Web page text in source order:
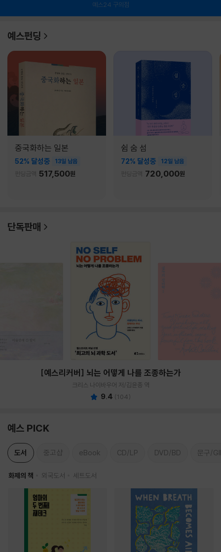
예스24 구의점
예스펀딩
중국화하는 일본
52% 달성중 13일 남음
펀딩금액 517,500원
쉼 숨 섬
72% 달성중 12일 남음
펀딩금액 720,000원
단독판매
[예스리커버] 뇌는 어떻게 나를 조종하는가
크리스 나이바우어 저/김윤종 역
9.4 (104)
예스 PICK
도서 중고샵 eBook CD/LP DVD/BD 문구/
화제의 책 외국도서 세트도서